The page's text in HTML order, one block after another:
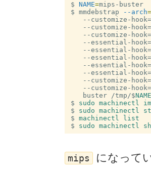
$ NAME=
$ mmdebstrap --arch=
--customize-
--customize-
--customize-
--essential-
--essential-
--essential-
--essential-
--essential-
--customize-
--customize-
   buster /tmp/$
$
$
$
$
mips になって